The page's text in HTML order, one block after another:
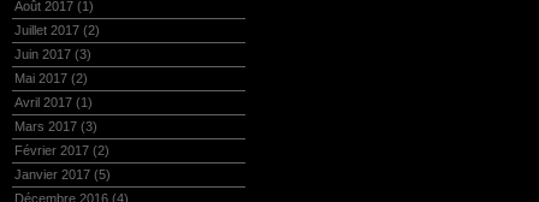
Août 2017 (1)
Juillet 2017 (2)
Juin 2017 (3)
Mai 2017 (2)
Avril 2017 (1)
Mars 2017 (3)
Février 2017 (2)
Janvier 2017 (5)
Décembre 2016 (4)